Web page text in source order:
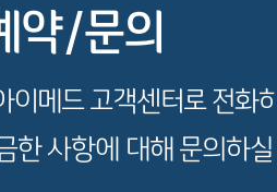
약/문의
이메드 고객센터로 전화
한 사항에 대해 문의하